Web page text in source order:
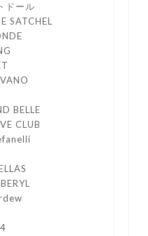
ドール
SATCHEL
BELLE
CLUB